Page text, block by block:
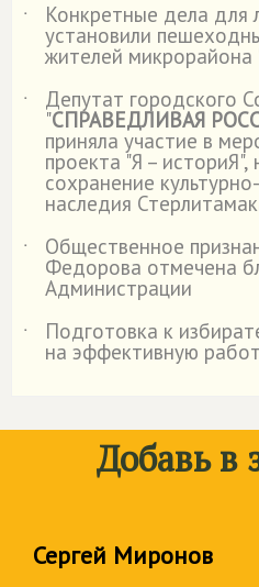
˙
Конкретные дела для
установили
жителей микрорайона
˙
Депутат городского
"СПРАВЕДЛИВАЯ
приняла участие в
проекта "Я – историЯ",
сохранение
наследия
˙
Общественное
Федорова отмечена
Администрации
˙
Подготовка к
на эффективную
Добавь в
Сергей Миронов